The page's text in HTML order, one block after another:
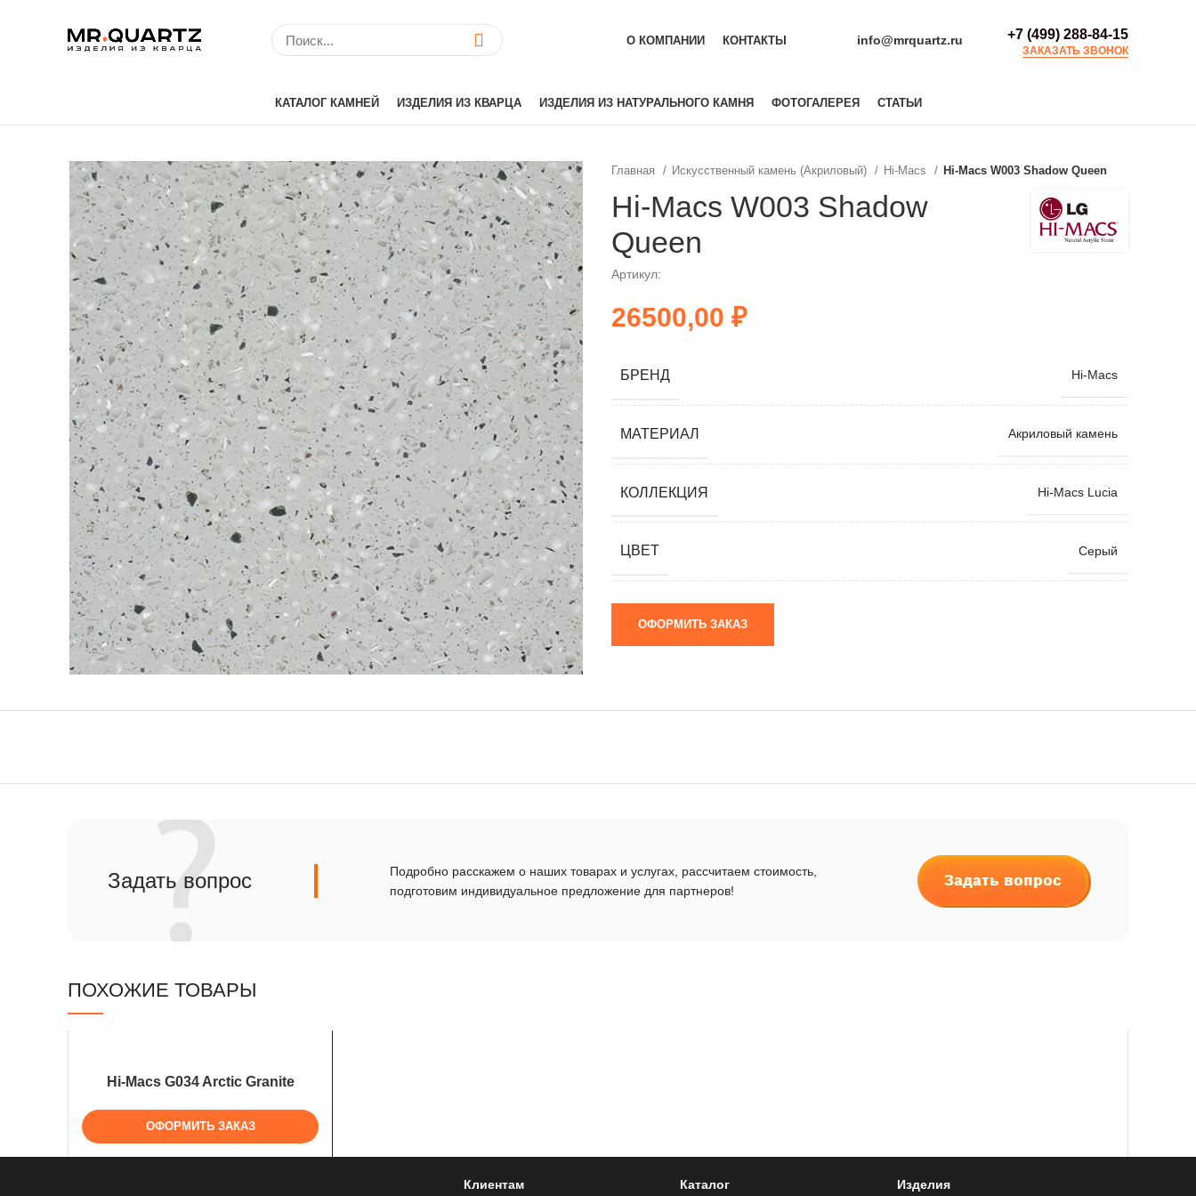
О КОМПАНИИ КОНТАКТЫ info@mrquartz.ru +7 (499) 288-84-15
ЗАКАЗАТЬ ЗВОНОК
КАТАЛОГ КАМНЕЙ
Avant Quartz (Китай)
Belenco (Турция)
Bitto (Китай)
Caesarstone (Израиль)
Cambria (США)
Compac (Португалия)
Crystal (Китай)
Etna Quartz (Китай)
IDS (Китай)
QuartzForms (Германия)
Samsung Radianz (Южная
Корея)
Silestone (Испания)
Smart Quartz (Китай)
Stratos (Вьетнам)
Technistone (Чехия)
Teltos (Китай)
Viatera (США)
Vicostone (Вьетнам)
Hanex
Grandex
Montelli
Кварцит
Полудрагоценные камни
ИЗДЕЛИЯ ИЗ КВАРЦА ИЗДЕЛИЯ ИЗ НАТУРАЛЬНОГО КАМНЯ ФОТОГАЛЕРЕЯ СТАТЬИ
Главная Искусственный камень (Акриловый) Hi-Macs Hi-Macs W003 Shadow Queen
Hi-Macs W003 Shadow
Queen
Артикул:
₽
БРЕНД Hi-Macs
МАТЕРИАЛ Акриловый камень
КОЛЛЕКЦИЯ Hi-Macs Lucia
ЦВЕТ Серый
ОФОРМИТЬ ЗАКАЗ
Задать вопрос
Подробно расскажем о наших товарах и услугах, рассчитаем стоимость,
подготовим индивидуальное предложение для партнеров!
Задать вопрос
ПОХОЖИЕ ТОВАРЫ
Hi-Macs G034 Arctic Granite
ОФОРМИТЬ ЗАКАЗ
Клиентам Каталог Изделия